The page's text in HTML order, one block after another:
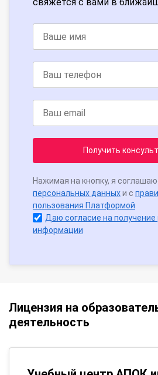
Получить
Нажимая на кнопку, я
персональных данныхи с
пользования Платформой
Даю согласие на получение
информации
Лицензия на
деятельность